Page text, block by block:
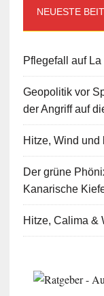
NEUESTE
Pflegefall auf
Geopolitik vor
der Angriff auf
Hitze, Wind und
Der grüne
Kanarische
Hitze, Calima &